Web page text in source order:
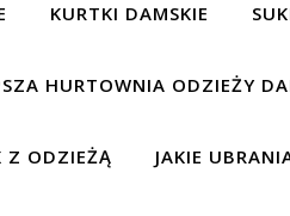
KURTKI DAMSKIE
HURTOWNIA ODZIEŻY
Z ODZIEŻĄ JAKIE